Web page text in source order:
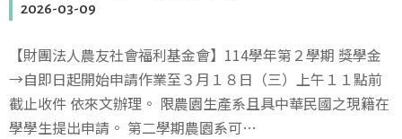
2026-03-09
【財團法人農友社會福利基金會】114學年第２學期 獎學金
→自即日起開始申請作業至３月１８日（三）上午１１點前
截止收件 依來文辦理。 限農園生產系且具中華民國之現籍在
學學生提出申請。 第二學期農園系可…